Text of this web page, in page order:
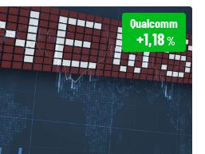
Qualcomm
+1,18 %